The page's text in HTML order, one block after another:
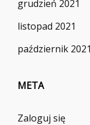
grudzień 2021
listopad 2021
październik 2021
META
Zaloguj się